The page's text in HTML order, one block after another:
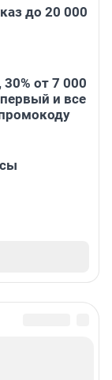
до 20 000
от 7 000
и все